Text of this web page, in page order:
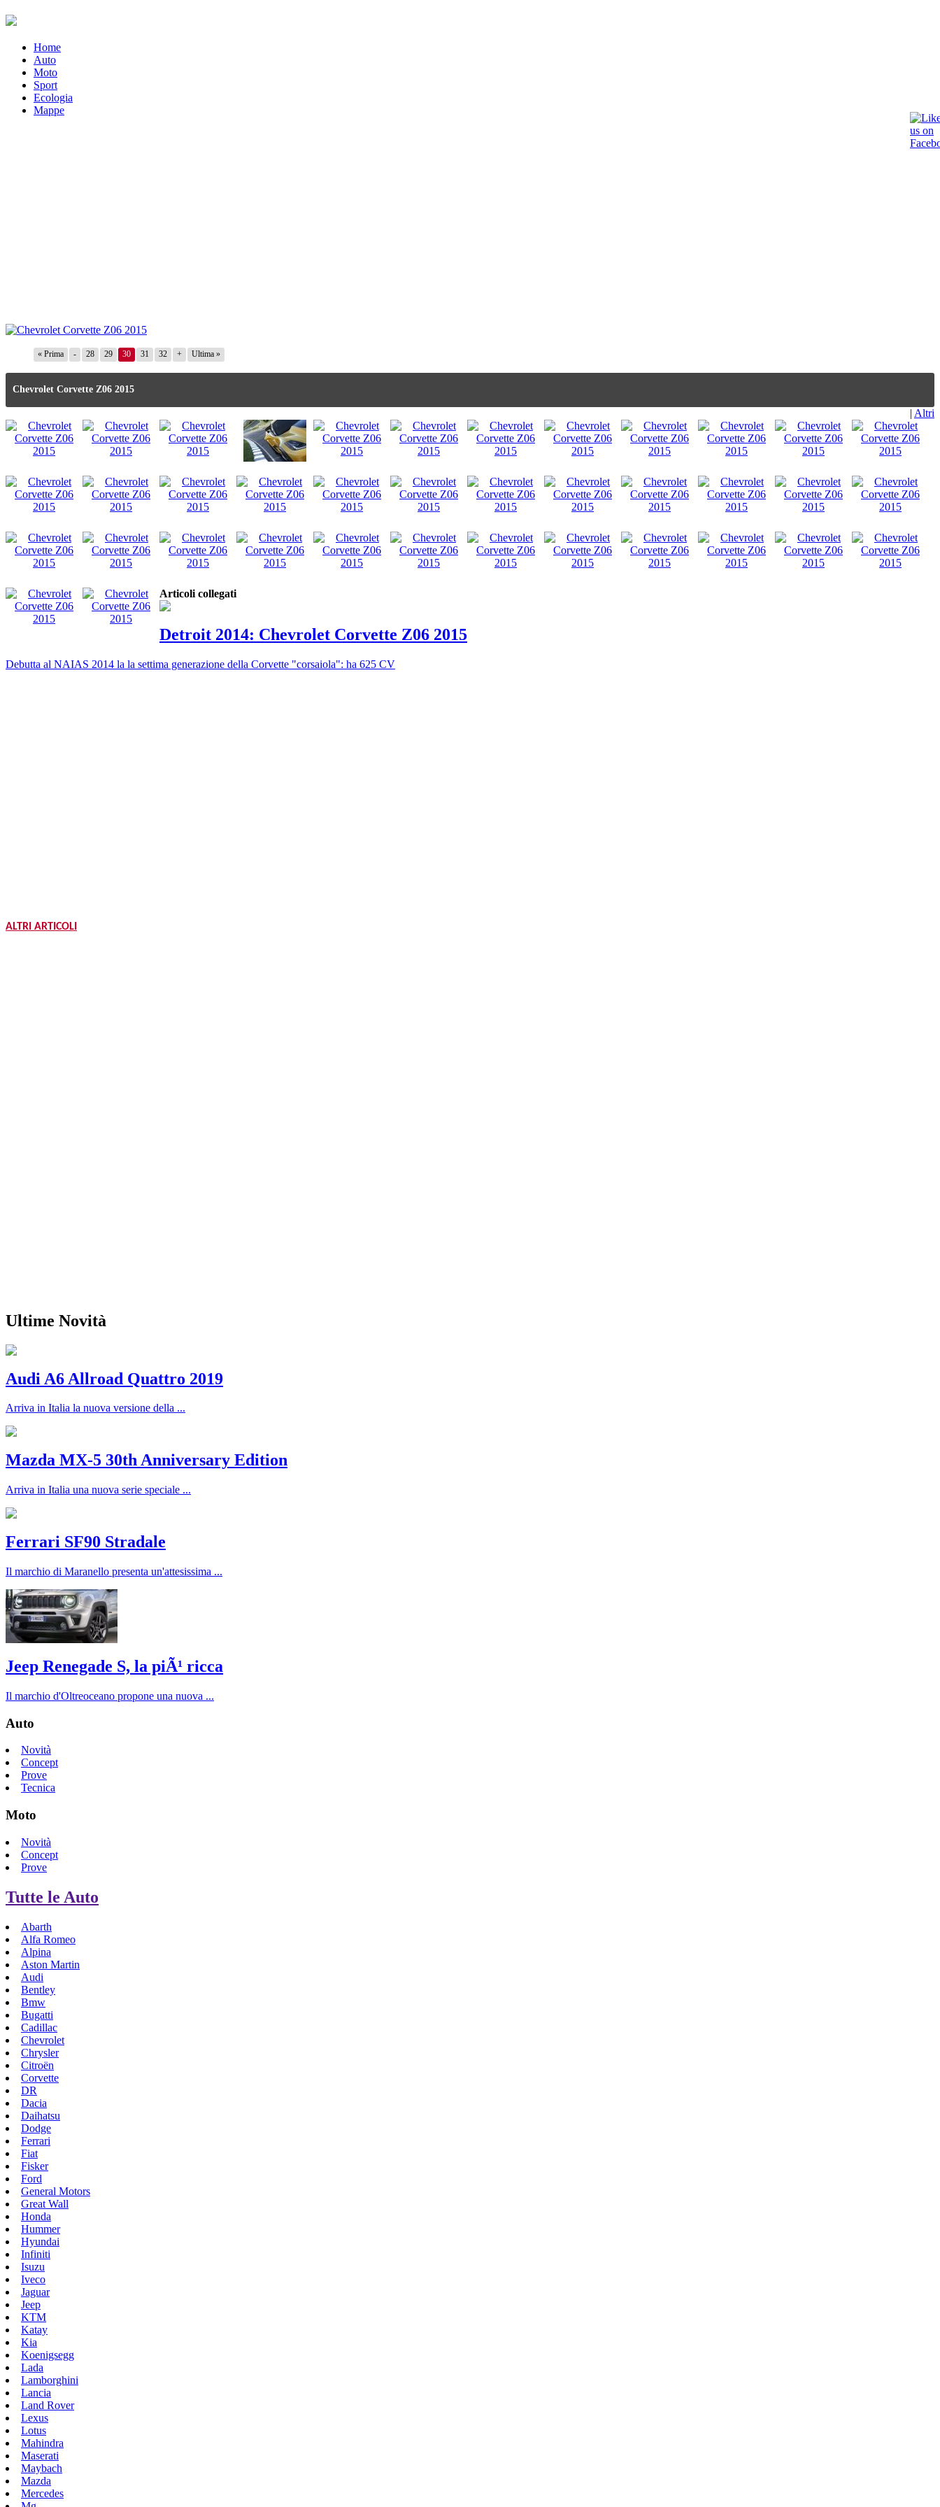
Home
Auto
Moto
Sport
Ecologia
Mappe
« Prima - 28 29 30 31 32 + Ultima »
Chevrolet Corvette Z06 2015
| Altri
Articoli collegati
Detroit 2014: Chevrolet Corvette Z06 2015
Debutta al NAIAS 2014 la la settima generazione della Corvette "corsaiola": ha 625 CV
ALTRI ARTICOLI
Ultime Novità
Audi A6 Allroad Quattro 2019
Arriva in Italia la nuova versione della ...
Mazda MX-5 30th Anniversary Edition
Arriva in Italia una nuova serie speciale ...
Ferrari SF90 Stradale
Il marchio di Maranello presenta un'attesissima ...
Jeep Renegade S, la piÃ¹ ricca
Il marchio d'Oltreoceano propone una nuova ...
Auto
Novità
Concept
Prove
Tecnica
Moto
Novità
Concept
Prove
Tutte le Auto
Abarth
Alfa Romeo
Alpina
Aston Martin
Audi
Bentley
Bmw
Bugatti
Cadillac
Chevrolet
Chrysler
Citroën
Corvette
DR
Dacia
Daihatsu
Dodge
Ferrari
Fiat
Fisker
Ford
General Motors
Great Wall
Honda
Hummer
Hyundai
Infiniti
Isuzu
Iveco
Jaguar
Jeep
KTM
Katay
Kia
Koenigsegg
Lada
Lamborghini
Lancia
Land Rover
Lexus
Lotus
Mahindra
Maserati
Maybach
Mazda
Mercedes